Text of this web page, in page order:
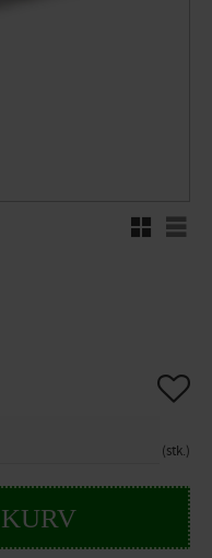
RutenettListe
stk.
Gem